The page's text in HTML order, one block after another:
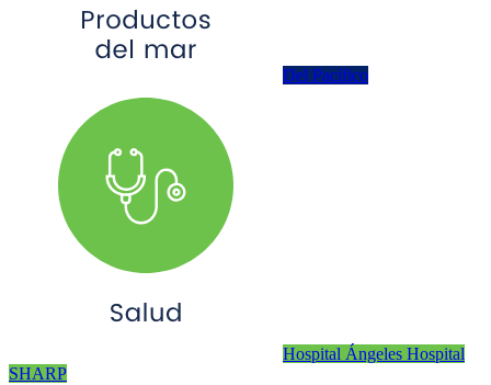
Del Pacífico
Hospital Ángeles Hospital
SHARP